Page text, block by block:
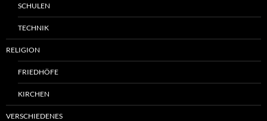
SCHULEN
TECHNIK
RELIGION
FRIEDHÖFE
KIRCHEN
VERSCHIEDENES